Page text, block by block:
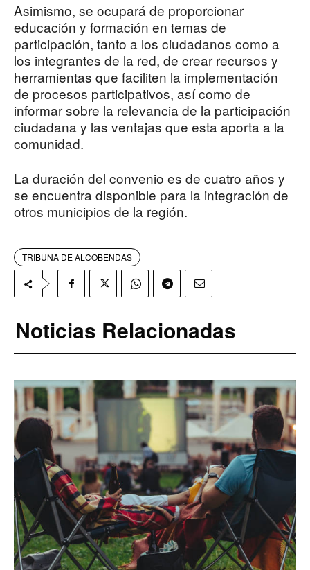
Asimismo, se ocupará de proporcionar
educación y formación en temas de
participación, tanto a los ciudadanos como a
los integrantes de la red, de crear recursos y
herramientas que faciliten la implementación
de procesos participativos, así como de
informar sobre la relevancia de la participación
ciudadana y las ventajas que esta aporta a la
comunidad.
La duración del convenio es de cuatro años y
se encuentra disponible para la integración de
otros municipios de la región.
TRIBUNA DE ALCOBENDAS
Noticias Relacionadas